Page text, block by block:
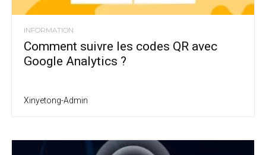
INFORMATION
Comment suivre les codes QR avec
Google Analytics ?
Xinyetong-Admin